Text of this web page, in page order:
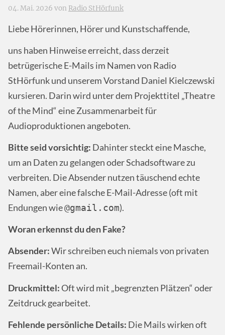
04. Mai. 2026 von Radio StHörfunk
Liebe Hörerinnen, Hörer und Kunstschaffende,
uns haben Hinweise erreicht, dass derzeit
betrügerische E-Mails im Namen von Radio
StHörfunk und unserem Vorstand Daniel Kielczewski
kursieren. Darin wird unter dem Projekttitel „Theatre
of the Mind“ eine Zusammenarbeit für
Audioproduktionen angeboten.
Bitte seid vorsichtig: Dahinter steckt eine Masche,
um an Daten zu gelangen oder Schadsoftware zu
verbreiten. Die Absender nutzen täuschend echte
Namen, aber eine falsche E-Mail-Adresse (oft mit
Endungen wie@gmail.com).
Woran erkennst du den Fake?
Absender:Wir schreiben euch niemals von privaten
Freemail-Konten an.
Druckmittel:Oft wird mit „begrenzten Plätzen“ oder
Zeitdruck gearbeitet.
Fehlende persönliche Details: Die Mails wirken oft